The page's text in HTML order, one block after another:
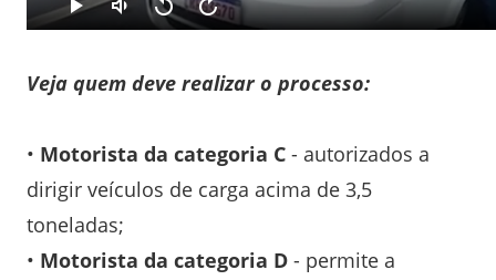
Veja quem deve realizar o processo:
• Motorista da categoria C - autorizados a
dirigir veículos de carga acima de 3,5
toneladas;
• Motorista da categoria D - permite a